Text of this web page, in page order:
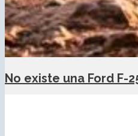
No existe una Ford F-